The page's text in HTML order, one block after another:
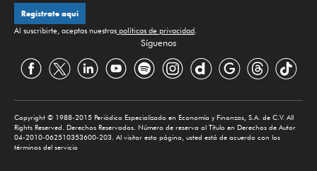
Regístrate aquí
Al suscribirte, aceptas nuestras políticas de privacidad.
Síguenos
Copyright © 1988-2015 Periódico Especializado en Economía y Finanzas, S.A. de C.V. All
Rights Reserved. Derechos Reservados. Número de reserva al Título en Derechos de Autor
04-2010-062510353600-203. Al visitar esta página, usted está de acuerdo con los
términos del servicio